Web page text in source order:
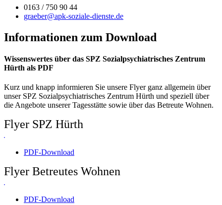
0163 / 750 90 44
graeber@apk-soziale-dienste.de
Informationen zum Download
Wissenswertes über das SPZ Sozialpsychiatrisches Zentrum
Hürth als PDF
Kurz und knapp informieren Sie unsere Flyer ganz allgemein über
unser SPZ Sozialpsychiatrisches Zentrum Hürth und speziell über
die Angebote unserer Tagesstätte sowie über das Betreute Wohnen.
Flyer SPZ Hürth
PDF-Download
Flyer Betreutes Wohnen
PDF-Download